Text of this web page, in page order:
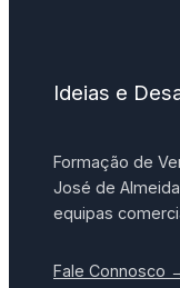
Ideias e
Formação de
José de
equipas
Fale Connosco